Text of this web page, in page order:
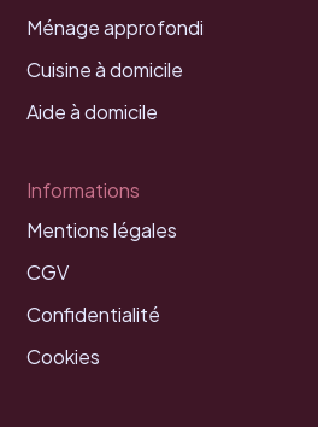
Ménage approfondi
Cuisine à domicile
Aide à domicile
Informations
Mentions légales
CGV
Confidentialité
Cookies